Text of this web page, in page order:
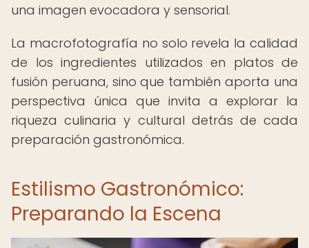
una imagen evocadora y sensorial.
La macrofotografía no solo revela la calidad
de los ingredientes utilizados en platos de
fusión peruana, sino que también aporta una
perspectiva única que invita a explorar la
riqueza culinaria y cultural detrás de cada
preparación gastronómica.
Estilismo Gastronómico:
Preparando la Escena